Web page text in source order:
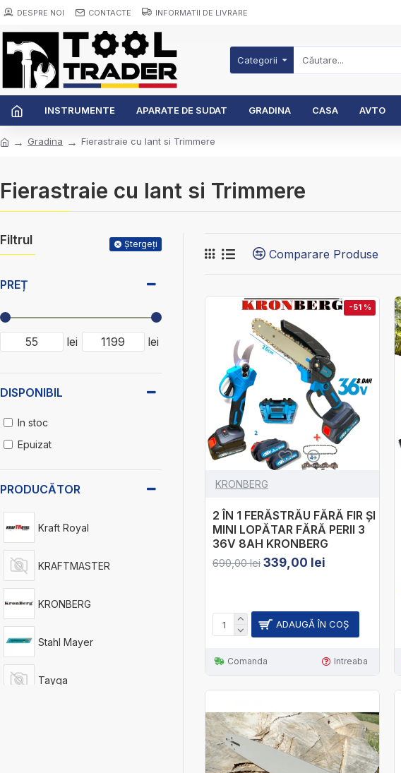
DESPRE NOI CONTACTE INFORMATII DE LIVRARE
Categorii
INSTRUMENTE APARATE DE SUDAT GRADINA CASA AVTO
Gradina Fierastraie cu lant si Trimmere
Fierastraie cu lant si Trimmere
Filtrul Ștergeți
PREȚ
lei lei
PRODUCĂTOR
Kraft Royal
KRAFTMASTER
KRONBERG
Stahl Mayer
Tayga
DISPONIBIL
In stoc
Epuizat
Comparare Produse
-51 %
KRONBERG
2 ÎN 1 FERĂSTRĂU FĂRĂ FIR ȘI
MINI LOPĂTAR FĂRĂ PERII 3
36V 8AH KRONBERG
690,00 lei 339,00 lei
ADAUGĂ ÎN COŞ
Comanda Intreaba